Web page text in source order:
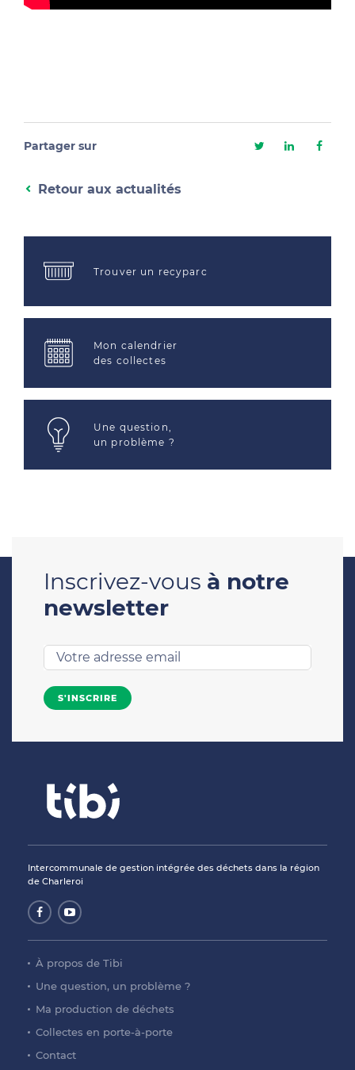
Partager sur
Retour aux actualités
Trouver un recyparc
Mon calendrier
des collectes
Une question,
un problème ?
Inscrivez-vous à notre
newsletter
Intercommunale de gestion intégrée des déchets dans la région
de Charleroi
À propos de Tibi
Une question, un problème ?
Ma production de déchets
Collectes en porte-à-porte
Contact